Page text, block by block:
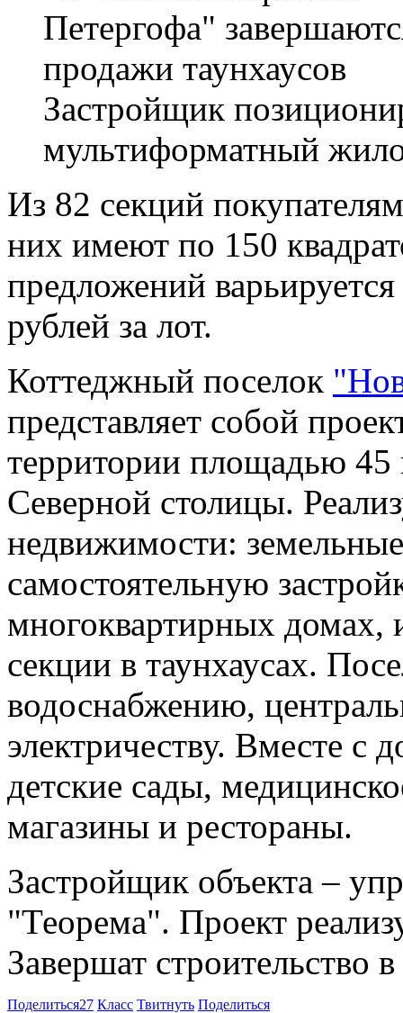
Застройщик
мультиформатный
Из 82 секций
них имеют по 150
предложений
рублей за лот.
Коттеджный поселок
представляет собой
территории площадью 45
Северной столицы.
недвижимости:
самостоятельную
многоквартирных домах,
секции в таунхаусах.
водоснабжению,
электричеству. Вместе с
детские сады,
магазины и рестораны.
Застройщик объекта –
"Теорема". Проект
Завершат строительство
Поделиться27 Класс Твитнуть Поделиться